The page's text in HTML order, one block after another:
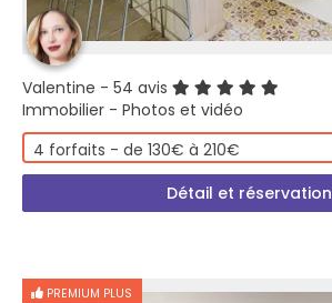
Valentine - 54 avis
Immobilier - Photos et vidéo
4 forfaits - de 130€ à 210€
Détail et réservation
PREMIUM PLUS